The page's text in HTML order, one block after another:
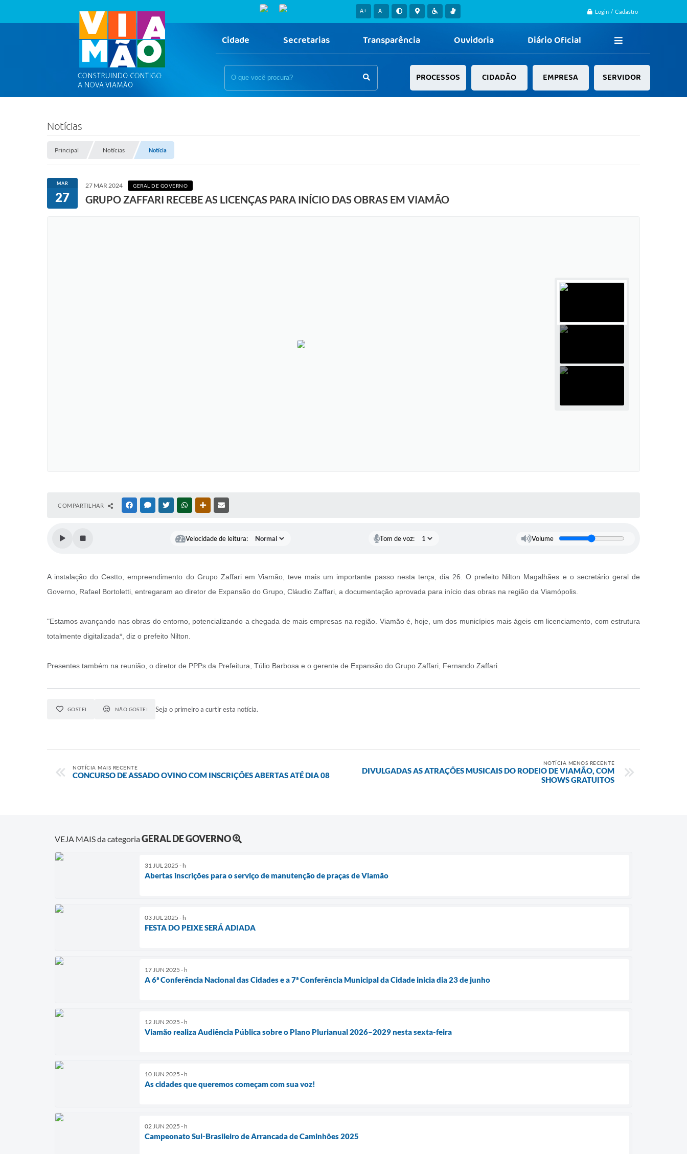
Login / Cadastro
A+ A-
Cidade Secretarias Transparência Ouvidoria Diário Oficial
PROCESSOS CIDADÃO EMPRESA SERVIDOR
Notícias
Principal Notícias Notícia
MAR
27
27 MAR 2024 GERAL DE GOVERNO
GRUPO ZAFFARI RECEBE AS LICENÇAS PARA INÍCIO DAS OBRAS EM VIAMÃO
COMPARTILHAR FACEBOOKMESSENGER
TWITTERWHATSAPPOUTRAS MÍDIAS
Velocidade de leitura: Tom de voz: Volume
A instalação do Cestto, empreendimento do Grupo Zaffari em Viamão, teve mais um importante passo nesta terça, dia 26. O prefeito Nilton Magalhães e o secretário geral de
Governo, Rafael Bortoletti, entregaram ao diretor de Expansão do Grupo, Cláudio Zaffari, a documentação aprovada para início das obras na região da Viamópolis.
"Estamos avançando nas obras do entorno, potencializando a chegada de mais empresas na região. Viamão é, hoje, um dos municípios mais ágeis em licenciamento, com estrutura
totalmente digitalizada*, diz o prefeito Nilton.
Presentes também na reunião, o diretor de PPPs da Prefeitura, Túlio Barbosa e o gerente de Expansão do Grupo Zaffari, Fernando Zaffari.
GOSTEI NÃO GOSTEI Seja o primeiro a curtir esta notícia.
NOTÍCIA MAIS RECENTE
CONCURSO DE ASSADO OVINO COM INSCRIÇÕES ABERTAS ATÉ DIA 08
NOTÍCIA MENOS RECENTE
DIVULGADAS AS ATRAÇÕES MUSICAIS DO RODEIO DE VIAMÃO, COM
SHOWS GRATUITOS
VEJA MAIS da categoriaGERAL DE GOVERNO
31 JUL 2025 - h
Abertas inscrições para o serviço de manutenção de praças de Viamão
03 JUL 2025 - h
FESTA DO PEIXE SERÁ ADIADA
17 JUN 2025 - h
A 6ª Conferência Nacional das Cidades e a 7ª Conferência Municipal da Cidade inicia dia 23 de junho
12 JUN 2025 - h
Viamão realiza Audiência Pública sobre o Plano Plurianual 2026–2029 nesta sexta-feira
10 JUN 2025 - h
As cidades que queremos começam com sua voz!
02 JUN 2025 - h
Campeonato Sul-Brasileiro de Arrancada de Caminhões 2025